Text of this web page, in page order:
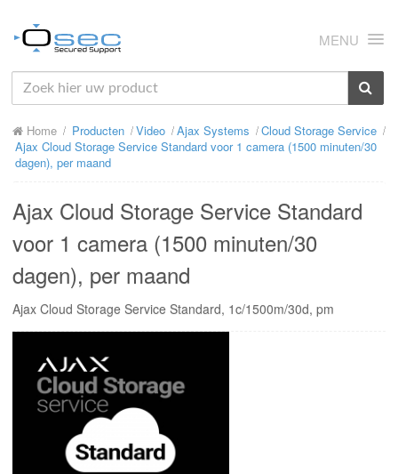
MENU
HOME
OVER ONS
NIEUWS
PRODUCTEN
SUPPORT
RMA
CONTACT
INLOGGEN
Home Producten Video Ajax Systems
Cloud Storage Service
Ajax Cloud Storage Service Standard voor 1 camera (1500 minuten/30
dagen), per maand
Ajax Cloud Storage Service Standard
voor 1 camera (1500 minuten/30
dagen), per maand
Ajax Cloud Storage Service Standard, 1c/1500m/30d, pm